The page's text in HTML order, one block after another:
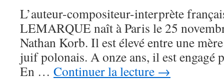
L’auteur-compositeur-interprète
LEMARQUE naît à Paris le 25
Nathan Korb. Il est élevé entre une
juif polonais. A onze ans, il est engagé
En … Continuer la lecture →